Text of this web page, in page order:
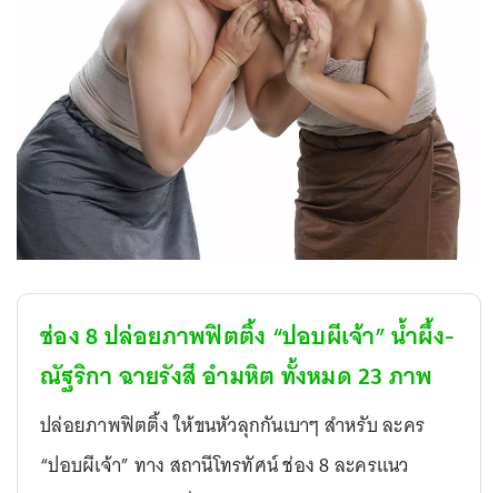
ช่อง 8 ปล่อยภาพฟิตติ้ง “ปอบผีเจ้า” น้ำผึ้ง-
ณัฐริกา ฉายรังสี อำมหิตทั้งหมด23ภาพ
ปล่อยภาพฟิตติ้ง ให้ขนหัวลุกกันเบาๆ สำหรับ ละคร
“ปอบผีเจ้า” ทาง สถานีโทรทัศน์ ช่อง 8 ละครแนว